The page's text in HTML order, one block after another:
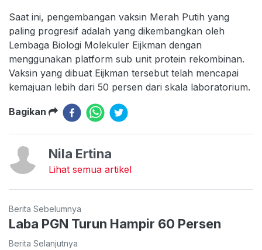
Saat ini, pengembangan vaksin Merah Putih yang
paling progresif adalah yang dikembangkan oleh
Lembaga Biologi Molekuler Eijkman dengan
menggunakan platform sub unit protein rekombinan.
Vaksin yang dibuat Eijkman tersebut telah mencapai
kemajuan lebih dari 50 persen dari skala laboratorium.
Bagikan
Nila Ertina
Lihat semua artikel
Berita Sebelumnya
Laba PGN Turun Hampir 60 Persen
Berita Selanjutnya